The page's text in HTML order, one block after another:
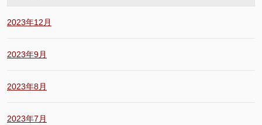
2023年12月
2023年9月
2023年8月
2023年7月